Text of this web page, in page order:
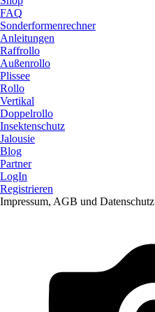
FAQ
Sonderformenrechner
Anleitungen
Raffrollo
Außenrollo
Plissee
Rollo
Vertikal
Doppelrollo
Insektenschutz
Jalousie
Blog
Partner
LogIn
Registrieren
Impressum, AGB und Datenschutz